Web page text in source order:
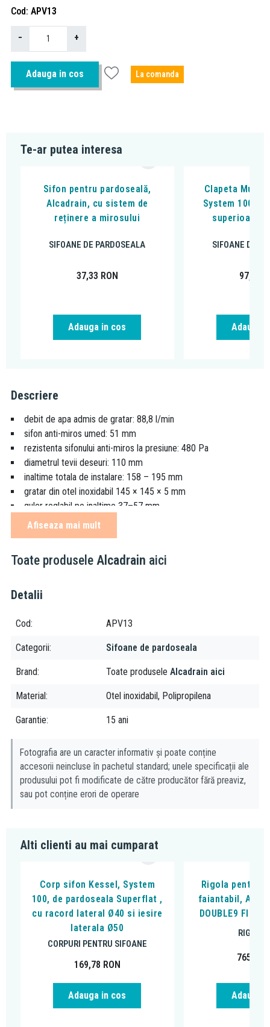
Cod APV13
− +
Adauga in cos La comanda
Te-ar putea interesa
Sifon pentru pardoseală,
Alcadrain, cu sistem de
reținere a mirosului
SIFOANE DE PARDOSEALA
37,33 RON
Adauga in cos
Clapeta
System 100,
superioara
SIFOANE DE
97,91
Adauga
Descriere
debit de apa admis de gratar: 88,8 l/min
sifon anti-miros umed: 51 mm
rezistenta sifonului anti-miros la presiune: 480 Pa
diametrul tevii deseuri: 110 mm
inaltime totala de instalare: 158 – 195 mm
gratar din otel inoxidabil 145 × 145 × 5 mm
guler reglabil pe inaltime 37–57 mm
gulerul pentru izolare suplimentara pentru conectarea la stratul
sifonul anti-miros umed impiedica patrunderea mirosurilor din
material: polipropilena rezistenta la socuri mecanice, chimice
material gratar: otel inoxidabil
Aplicabilitate:
pentru interioare cu utilizare frecventa si regulata a apei in
pentru evacuarea apei din incinta de dus
acces pentru scaune cu rotile
Afiseaza mai mult
Toate produsele Alcadrain aici
Detalii
Cod APV13
Categorii Sifoane de pardoseala
Brand Toate produsele Alcadrain aici
Material Otel inoxidabil, Polipropilena
Garantie 15 ani
Fotografia are un caracter informativ și poate conține
accesorii neincluse în pachetul standard; unele specificații ale
produsului pot fi modificate de către producător fără preaviz,
sau pot conține erori de operare
Alti clienti au mai cumparat
Corp sifon Kessel, System
100, de pardoseala Superflat ,
cu racord lateral Ø40 si iesire
laterala Ø50
CORPURI PENTRU SIFOANE
169,78 RON
Adauga in cos
Rigola pentru
faiantabil,
DOUBLE9 FIT
RIGOLE
765,59
Adauga